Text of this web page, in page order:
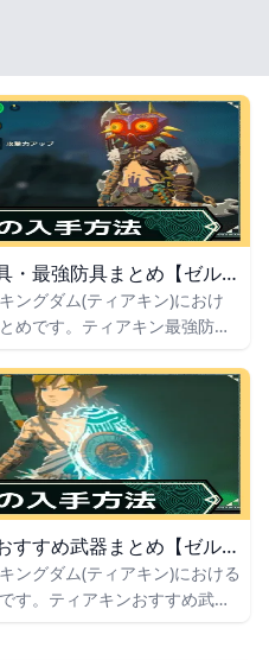
キン
キン 祠
ン 武器
ン 攻略 【ティアキン】おすすめ防具・最強防具まとめ【ゼルダの伝説ティアーズオブザキングダム】
ングダム(ティアキン)におけ
めです。ティアキン最強防具
【ティアキン】最強武器・おすすめ武器まとめ【ゼルダの伝説ティアーズオブザキングダム】
ングダム(ティアキン)における
す。ティアキンおすすめ武器